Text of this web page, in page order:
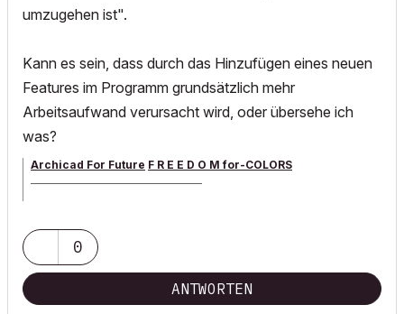
umzugehen ist".
Kann es sein, dass durch das Hinzufügen eines neuen
Features im Programm grundsätzlich mehr
Arbeitsaufwand verursacht wird, oder übersehe ich
was?
Archicad For Future F R E E D O M for-COLORS
0
ANTWORTEN